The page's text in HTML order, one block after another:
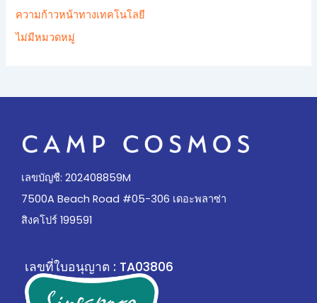
ความก้าวหน้าทางเทคโนโลยี
ไม่มีหมวดหมู่
เลขบัญชี: 202408859M
7500A Beach Road #05-306 เดอะพลาซ่า
สิงคโปร์ 199591
เลขที่ใบอนุญาต : TA03806